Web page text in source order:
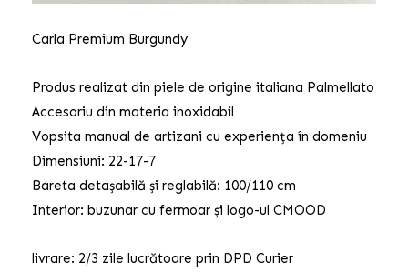
Carla Premium Burgundy
Produs realizat din piele de origine italiana Palmellato
Accesoriu din materia inoxidabil
Vopsita manual de artizani cu experiența în domeniu
Dimensiuni: 22-17-7
Bareta detașabilă și reglabilă: 100/110 cm
Interior: buzunar cu fermoar și logo-ul CMOOD
livrare: 2/3 zile lucrătoare prin DPD Curier